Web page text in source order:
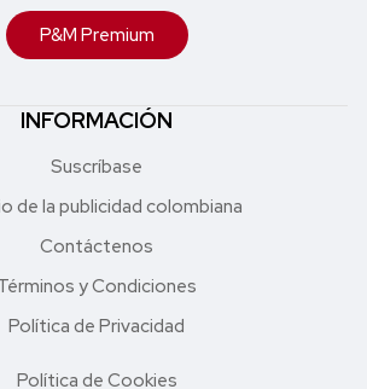
P&M Premium
INFORMACIÓN
Suscríbase
de la publicidad colombiana
Contáctenos
y Condiciones
Política de Privacidad
Política de Cookies